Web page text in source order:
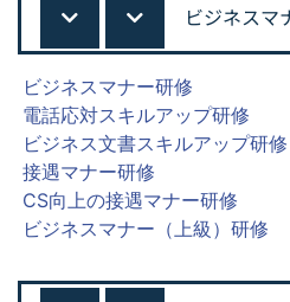
ビジネスマ
ビジネスマナー研修
電話応対スキルアップ研修
ビジネス文書スキルアップ研修
接遇マナー研修
CS向上の接遇マナー研修
ビジネスマナー（上級）研修